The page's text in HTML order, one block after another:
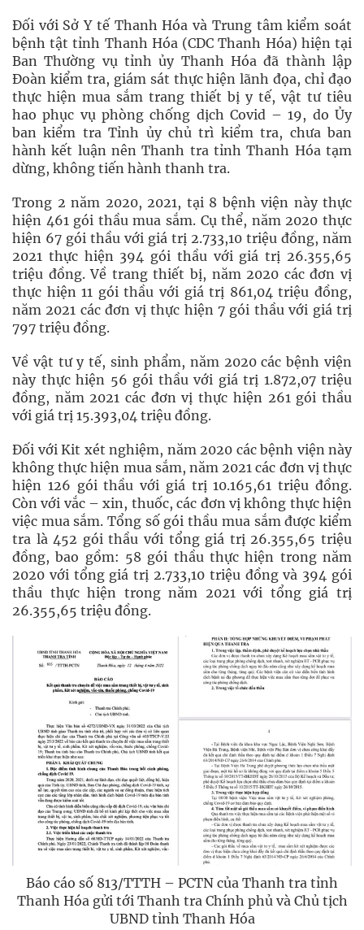
Đối với Sở Y tế Thanh Hóa và Trung tâm kiểm soát
bệnh tật tỉnh Thanh Hóa (CDC Thanh Hóa) hiện tại
Ban Thường vụ tỉnh ủy Thanh Hóa đã thành lập
Đoàn kiểm tra, giám sát thực hiện lãnh đọa, chỉ đạo
thực hiện mua sắm trang thiết bị y tế, vật tư tiêu
hao phục vụ phòng chống dịch Covid – 19, do Ủy
ban kiểm tra Tỉnh ủy chủ trì kiểm tra, chưa ban
hành kết luận nên Thanh tra tỉnh Thanh Hóa tạm
dừng, không tiến hành thanh tra.
Trong 2 năm 2020, 2021, tại 8 bệnh viện này thực
hiện 461 gói thầu mua sắm. Cụ thể, năm 2020 thực
hiện 67 gói thầu với giá trị 2.733,10 triệu đồng, năm
2021 thực hiện 394 gói thầu với giá trị 26.355,65
triệu đồng. Về trang thiết bị, năm 2020 các đơn vị
thực hiện 11 gói thầu với giá trị 861,04 triệu đồng,
năm 2021 các đơn vị thực hiện 7 gói thầu với giá trị
797 triệu đồng.
Về vật tư y tế, sinh phẩm, năm 2020 các bệnh viện
này thực hiện 56 gói thầu với giá trị 1.872,07 triệu
đồng, năm 2021 các đơn vị thực hiện 261 gói thầu
với giá trị 15.393,04 triệu đồng.
Đối với Kit xét nghiệm, năm 2020 các bệnh viện này
không thực hiện mua sắm, năm 2021 các đơn vị thực
hiện 126 gói thầu với giá trị 10.165,61 triệu đồng.
Còn với vắc – xin, thuốc, các đơn vị không thực hiện
việc mua sắm. Tổng số gói thầu mua sắm được kiểm
tra là 452 gói thầu với tổng giá trị 26.355,65 triệu
đồng, bao gồm: 58 gói thầu thực hiện trong năm
2020 với tổng giá trị 2.733,10 triệu đồng và 394 gói
thầu thực hiện trong năm 2021 với tổng giá trị
26.355,65 triệu đồng.
Báo cáo số 813/TTTH – PCTN của Thanh tra tỉnh
Thanh Hóa gửi tới Thanh tra Chính phủ và Chủ tịch
UBND tỉnh Thanh Hóa